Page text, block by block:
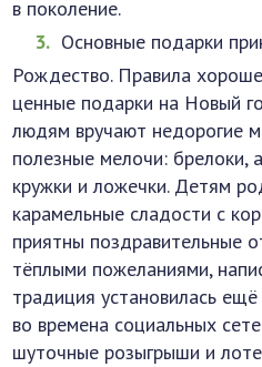
в поколение.
Основные подарки
Рождество. Правила
ценные подарки на Новый
людям вручают недорогие
полезные мелочи: брелоки,
кружки и ложечки. Детям
карамельные сладости с
приятны поздравительные
тёплыми пожеланиями,
традиция установилась
во времена социальных
шуточные розыгрыши и